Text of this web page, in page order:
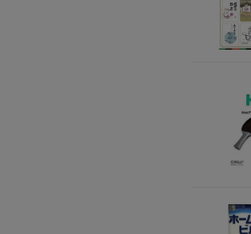
Letao
Letao
與商品金
Letao
Dollar使
Letao 保